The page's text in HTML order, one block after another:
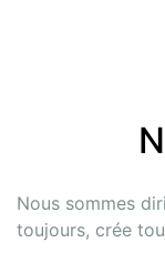
Nous sommes
toujours, crée